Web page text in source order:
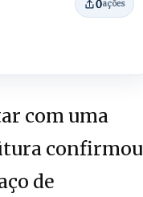
0ações
com uma
confirmou
de